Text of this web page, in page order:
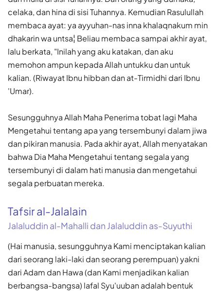
celaka, dan hina di sisi Tuhannya. Kemudian Rasulullah
membaca ayat: ya ayyuhan-nas inna khalaqnakum min
dhakarin wa untsa¦ Beliau membaca sampai akhir ayat,
lalu berkata, "Inilah yang aku katakan, dan aku
memohon ampun kepada Allah untukku dan untuk
kalian. (Riwayat Ibnu hibban dan at-Tirmidhi dari Ibnu
'Umar).
Sesungguhnya Allah Maha Penerima tobat lagi Maha
Mengetahui tentang apa yang tersembunyi dalam jiwa
dan pikiran manusia. Pada akhir ayat, Allah menyatakan
bahwa Dia Maha Mengetahui tentang segala yang
tersembunyi di dalam hati manusia dan mengetahui
segala perbuatan mereka.
Tafsir al-Jalalain
Jalaluddin al-Mahalli dan Jalaluddin as-Suyuthi
(Hai manusia, sesungguhnya Kami menciptakan kalian
dari seorang laki-laki dan seorang perempuan) yakni
dari Adam dan Hawa (dan Kami menjadikan kalian
berbangsa-bangsa) lafal Syu'uuban adalah bentuk